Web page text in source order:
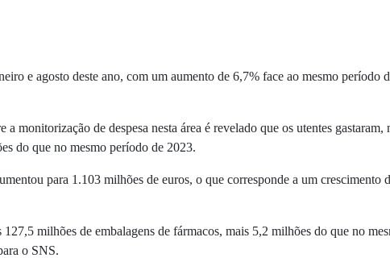
e agosto deste ano, com um aumento de 6,7% face ao mesmo período
de despesa nesta área é revelado que os utentes gastaram,
do que no mesmo período de 2023.
para 1.103 milhões de euros, o que corresponde a um crescimento
milhões de embalagens de fármacos, mais 5,2 milhões do que no
o SNS.